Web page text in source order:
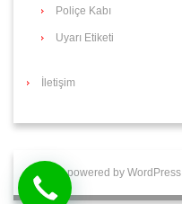
Poliçe Kabı
Uyarı Etiketi
İletişim
Proudly powered by WordPress